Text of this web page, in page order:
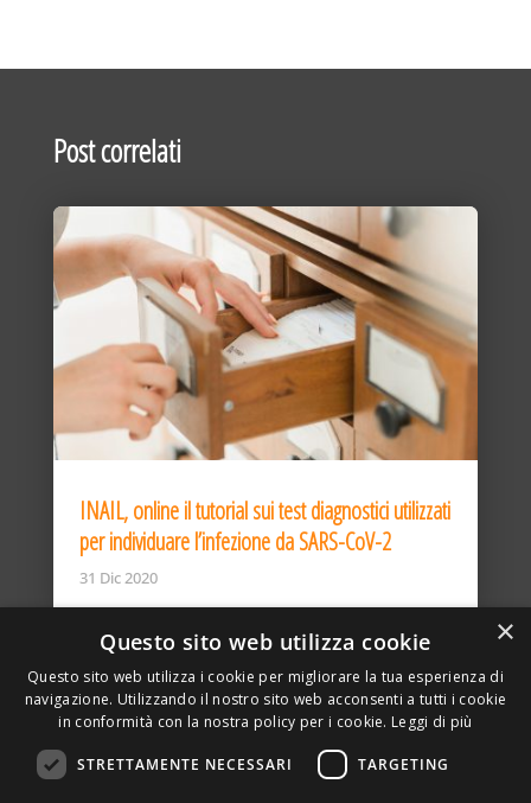
Post correlati
INAIL, online il tutorial sui test diagnostici utilizzati
per individuare l’infezione da SARS-CoV-2
31 Dic 2020
×
Questo sito web utilizza cookie
Questo sito web utilizza i cookie per migliorare la tua esperienza di
navigazione. Utilizzando il nostro sito web acconsenti a tutti i cookie
in conformità con la nostra policy per i cookie. Leggi di più
STRETTAMENTE NECESSARI TARGETING